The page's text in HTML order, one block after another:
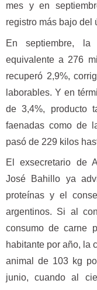
mes y en
registro más bajo del
En septiembre,
equivalente a 276
recuperó 2,9%,
laborables. Y en
de 3,4%, producto
faenadas como de
pasó de 229 kilos
El exsecretario de
José Bahillo ya
proteínas y el
argentinos. Si al
consumo de carne
habitante por año, la
animal de 103 kg
junio, cuando al